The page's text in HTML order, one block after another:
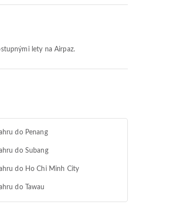
lety na Airpaz.
do Penang
do Subang
do Ho Chi Minh City
do Tawau